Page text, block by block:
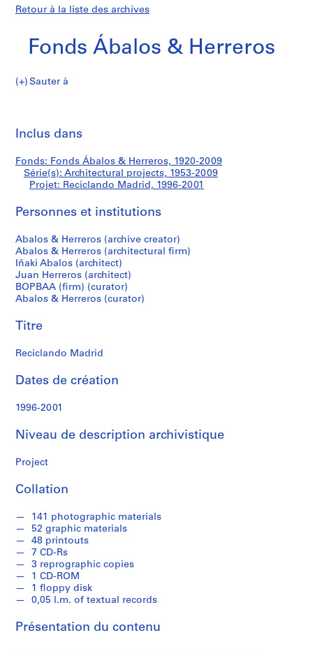
Retour à la liste des archives
Fonds Ábalos & Herreros
Sauter à
d
s
Á
l
s
&
H
e
r
e
o
s
S
r
e
(
s
)
A
r
c
h
i
e
Madrid
Inclus dans
Fonds: Fonds Ábalos & Herreros, 1920-2009
Série(s): Architectural projects, 1953-2009
Projet: Reciclando Madrid, 1996-2001
Personnes et institutions
Abalos & Herreros (archive creator)
Abalos & Herreros (architectural firm)
Iñaki Abalos (architect)
Juan Herreros (architect)
BOPBAA (firm) (curator)
Abalos & Herreros (curator)
Titre
Reciclando Madrid
Dates de création
1996-2001
Niveau de description archivistique
Project
Collation
141 photographic materials
52 graphic materials
48 printouts
7 CD-Rs
3 reprographic copies
1 CD-ROM
1 floppy disk
0,05 l.m. of textual records
Présentation du contenu